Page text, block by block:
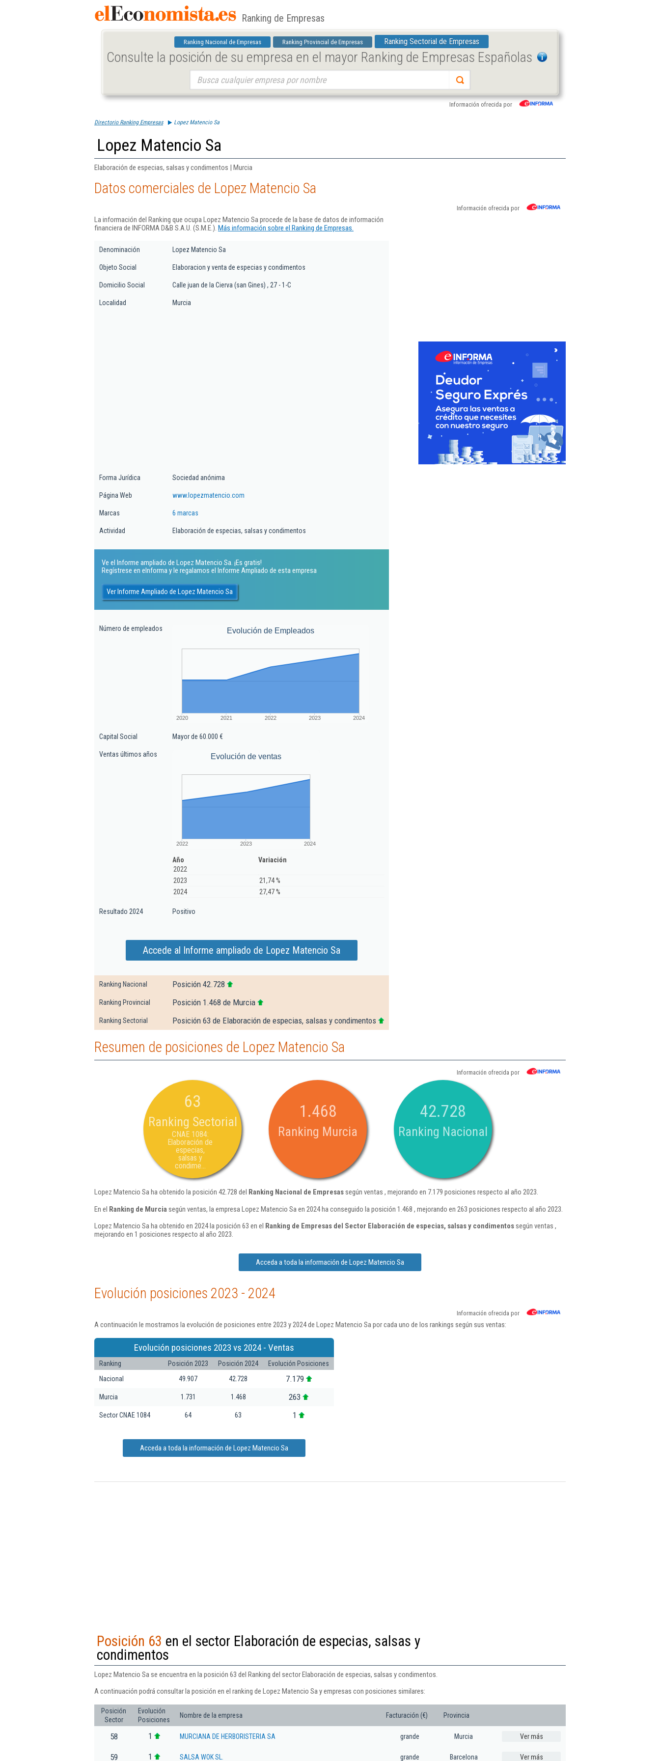
Ranking de Empresas
Ranking Nacional de Empresas Ranking Provincial de Empresas Ranking Sectorial de Empresas
Consulte la posición de su empresa en el mayor Ranking de Empresas Españolas
Información ofrecida por
Directorio Ranking Empresas Lopez Matencio Sa
Lopez Matencio Sa
Elaboración de especias, salsas y condimentos | Murcia
Datos comerciales de Lopez Matencio Sa
Información ofrecida por
La información del Ranking que ocupa Lopez Matencio Sa procede de la base de datos de información
financiera de INFORMA D&B S.A.U. (S.M.E.). Más información sobre el Ranking de Empresas.
Denominación Lopez Matencio Sa
Objeto Social Elaboracion y venta de especias y condimentos
Domicilio Social Calle juan de la Cierva (san Gines) , 27 - 1-C
Localidad Murcia
Forma Jurídica Sociedad anónima
Página Web www.lopezmatencio.com
Marcas 6 marcas
Actividad Elaboración de especias, salsas y condimentos
Ve el Informe ampliado de Lopez Matencio Sa. ¡Es gratis!
Regístrese en eInforma y le regalamos el Informe Ampliado de esta empresa
Ver Informe Ampliado de Lopez Matencio Sa
Número de empleados Evolución de Empleados
2020 2021 2022 2023 2024
Capital Social Mayor de 60.000 €
Ventas últimos años Evolución de ventas
2022 2023 2024
Año
Variación
2022
2023
21,74 %
2024
27,47 %
Resultado 2024 Positivo
Accede al Informe ampliado de Lopez Matencio Sa
Ranking Nacional Posición 42.728
Ranking Provincial Posición 1.468 de Murcia
Ranking Sectorial Posición 63 de Elaboración de especias, salsas y condimentos
Resumen de posiciones de Lopez Matencio Sa
Información ofrecida por
63
Ranking Sectorial
CNAE 1084:
Elaboración de
especias,
salsas y
condime...
1.468
Ranking Murcia
42.728
Ranking Nacional
Lopez Matencio Sa ha obtenido la posición 42.728 del Ranking Nacional de Empresassegún ventas , mejorando en 7.179 posiciones respecto al año 2023.
En el Ranking de Murcia según ventas, la empresa Lopez Matencio Sa en 2024 ha conseguido la posición 1.468 , mejorando en 263 posiciones respecto al año 2023.
Lopez Matencio Sa ha obtenido en 2024 la posición 63 en el Ranking de Empresas del Sector Elaboración de especias, salsas y condimentossegún ventas ,
mejorando en 1 posiciones respecto al año 2023.
Acceda a toda la información de Lopez Matencio Sa
Evolución posiciones 2023 - 2024
Información ofrecida por
A continuación le mostramos la evolución de posiciones entre 2023 y 2024 de Lopez Matencio Sa por cada uno de los rankings según sus ventas:
Evolución posiciones 2023 vs 2024 - Ventas
Ranking Posición 2023 Posición 2024
Evolución Posiciones
Nacional
49.907 42.728 7.179
Murcia 1.731 1.468 263
Sector CNAE 1084 64 63 1
Acceda a toda la información de Lopez Matencio Sa
Posición 63 en el sector Elaboración de especias, salsas y
condimentos
Lopez Matencio Sa se encuentra en la posición 63 del Ranking del sector Elaboración de especias, salsas y condimentos.
A continuación podrá consultar la posición en el ranking de Lopez Matencio Sa y empresas con posiciones similares:
Posición
Sector
Evolución
Posiciones
Nombre de la empresa Facturación (€) Provincia
58 1 MURCIANA DE HERBORISTERIA SA grande Murcia Ver más
59 1 SALSA WOK SL. grande Barcelona Ver más